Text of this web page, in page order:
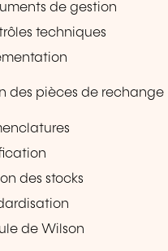
de gestion
techniques
des pièces de rechange
des stocks
de Wilson